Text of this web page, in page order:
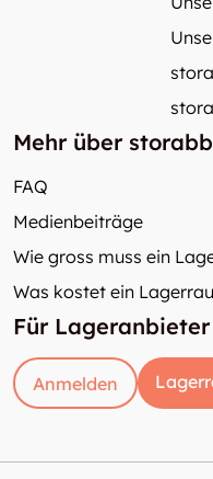
Mehr über
FAQ
Medienbeiträge
Wie gross muss ein
Was kostet ein
Für Lageranbieter
Anmelden